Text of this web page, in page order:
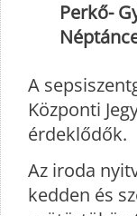
Perkő-
A
Központi
érdeklődők.
Az iroda
kedden és